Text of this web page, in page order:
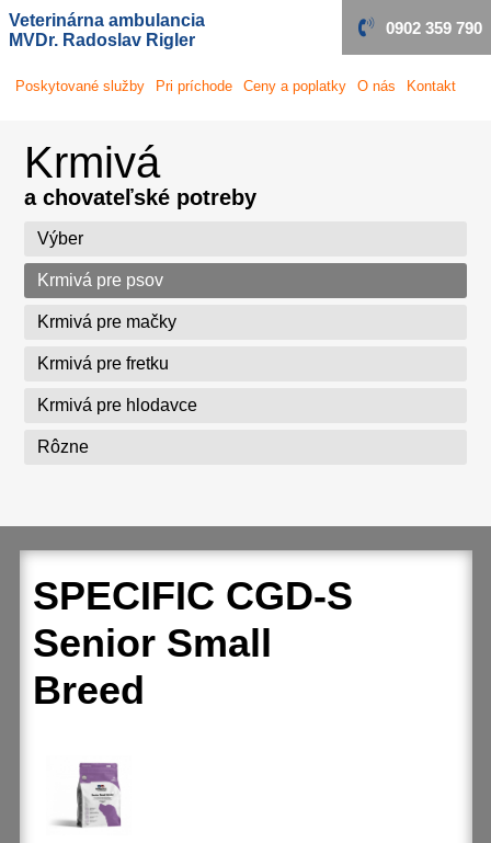
Veterinárna ambulancia
MVDr. Radoslav Rigler
0902 359 790
Poskytovanéslužby Pri príchode Ceny a poplatky O nás Kontakt
Krmivá
a chovateľské potreby
Výber
Krmivá pre psov
Krmivá pre mačky
Krmivá pre fretku
Krmivá pre hlodavce
Rôzne
SPECIFIC CGD-S
Senior Small
Breed